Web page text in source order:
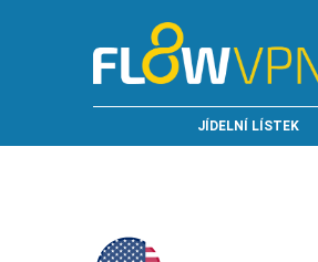
JÍDELNÍ LÍSTEK